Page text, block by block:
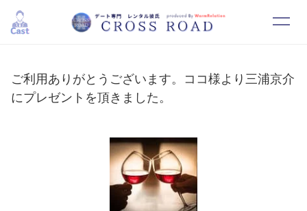
HOME
CAST
SYSTEM
RESERVATION
RECRUIT
ご利用ありがとうございます。ココ様より三浦京介
にプレゼントを頂きました。